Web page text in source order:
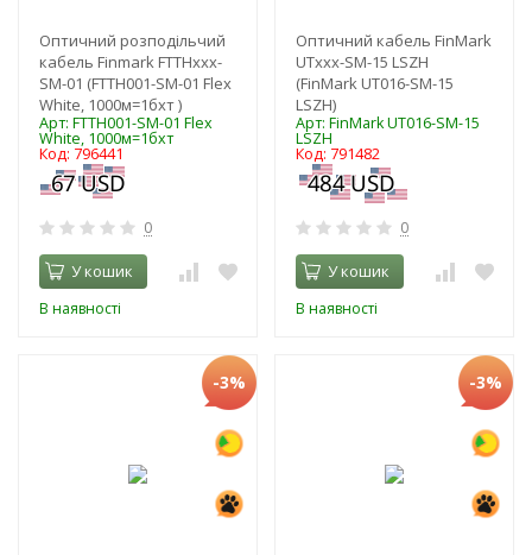
Оптичний розподільчий
кабель Finmark FTTHххх-
SM-01 (FTTH001-SM-01 Flex
White, 1000м=1бхт )
Арт: FTTH001-SM-01 Flex
White, 1000м=1бхт
Код: 796441
0
У кошик
В наявності
Оптичний кабель FinMark
UTxxx-SM-15 LSZH
(FinMark UT016-SM-15
LSZH)
Арт: FinMark UT016-SM-15
LSZH
Код: 791482
0
У кошик
В наявності
-3% -3%